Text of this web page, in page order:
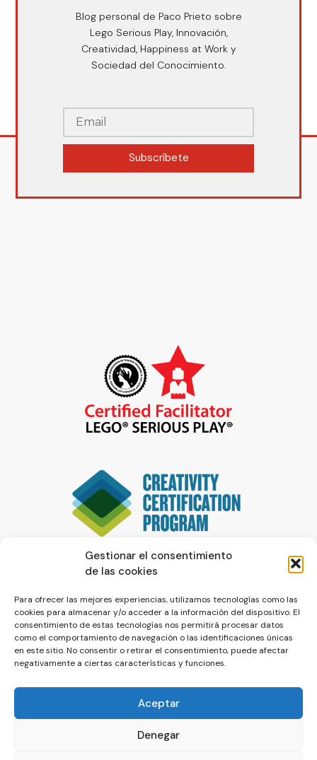
Gestionar el consentimiento
de las cookies
Para ofrecer las mejores experiencias, utilizamos tecnologías como las
cookies para almacenar y/o acceder a la información del dispositivo. El
consentimiento de estas tecnologías nos permitirá procesar datos
como el comportamiento de navegación o las identificaciones únicas
en este sitio. No consentir o retirar el consentimiento, puede afectar
negativamente a ciertas características y funciones.
Aceptar
Denegar
Blog personal de Paco Prieto sobre
Lego Serious Play, Innovación,
Creatividad, Happiness at Work y
Sociedad del Conocimiento.
Subscríbete